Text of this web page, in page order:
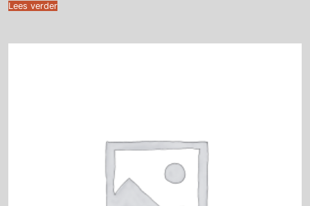
Lees verder